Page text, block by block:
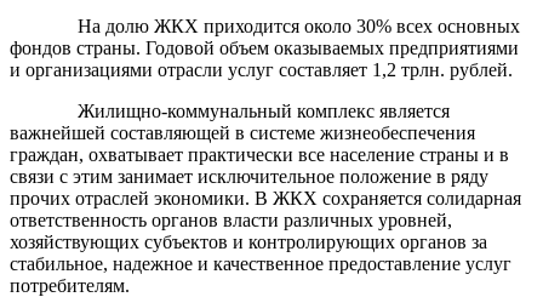
На долю ЖКХ приходится около 30% всех основных
фондов страны. Годовой объем оказываемых предприятиями
и организациями отрасли услуг составляет 1,2 трлн. рублей.
Жилищно-коммунальный комплекс является
важнейшей составляющей в системе жизнеобеспечения
граждан, охватывает практически все население страны и в
связи с этим занимает исключительное положение в ряду
прочих отраслей экономики. В ЖКХ сохраняется солидарная
ответственность органов власти различных уровней,
хозяйствующих субъектов и контролирующих органов за
стабильное, надежное и качественное предоставление услуг
потребителям.